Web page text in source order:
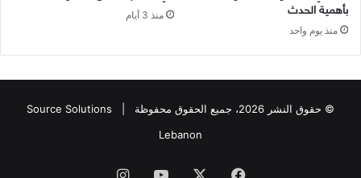
بأهمية الحدث
منذ يوم واحد
منذ 3 أيام
© حقوق النشر 2026، جميع الحقوق محفوظة |
Source Solutions
Lebanon
فيسبوك يوتيوبانستقرام